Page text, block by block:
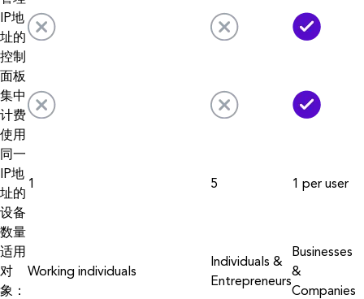
IP地
址的
控制
面板
集中
计费
使用
同一
IP地
址的
设备
数量
1 5 1 per user
适用
对
象：
Working individuals
Individuals &
Entrepreneurs
Businesses
&
Companies